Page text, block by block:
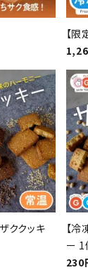
【
ククッキ
【冷
ー 1
230
検索する